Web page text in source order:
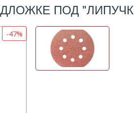
ПОД
-47%